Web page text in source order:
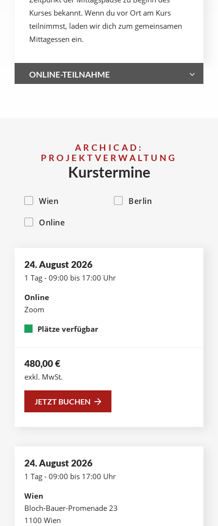
Kurses bekannt. Wenn du vor Ort am Kurs
teilnimmst, laden wir dich zum gemeinsamen
Mittagessen ein.
ONLINE-TEILNAHME
ARCHICAD:
PROJEKTVERWALTUNG
Kurstermine
Wien
Berlin
Online
24. August 2026
1 Tag - 09:00 bis 17:00 Uhr
Online
Zoom
Plätze verfügbar
480,00€
exkl. MwSt.
JETZT BUCHEN
24. August 2026
1 Tag - 09:00 bis 17:00 Uhr
Wien
Bloch-Bauer-Promenade 23
1100 Wien